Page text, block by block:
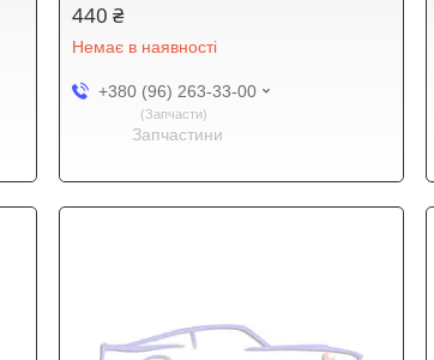
440 ₴
Немає в наявності
+380 (96) 263-33-00
Запчасти
Запчастини